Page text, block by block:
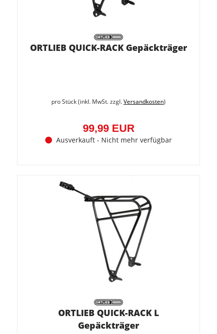
ORTLIEB QUICK-RACK Gepäckträger
pro Stück (inkl. MwSt. zzgl.Versandkosten)
99,99 EUR
Ausverkauft - Nicht mehr verfügbar
ORTLIEB QUICK-RACK L
Gepäckträger